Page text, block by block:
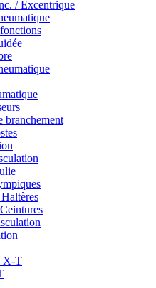
/ Excentrique
branchement
X-T